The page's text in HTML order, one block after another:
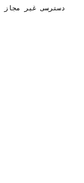
دسترسی غیر مجاز